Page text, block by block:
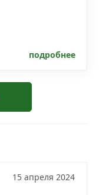
подробнее
15 апреля 2024